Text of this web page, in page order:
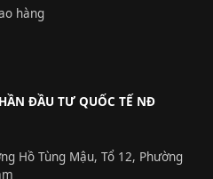
hàng
ĐẦU TƯ QUỐC TẾ NĐ
Hồ Tùng Mậu, Tổ 12, Phường